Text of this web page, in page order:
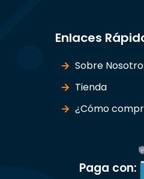
Enlaces
Sobre
Tienda
¿Cómo
Paga con: